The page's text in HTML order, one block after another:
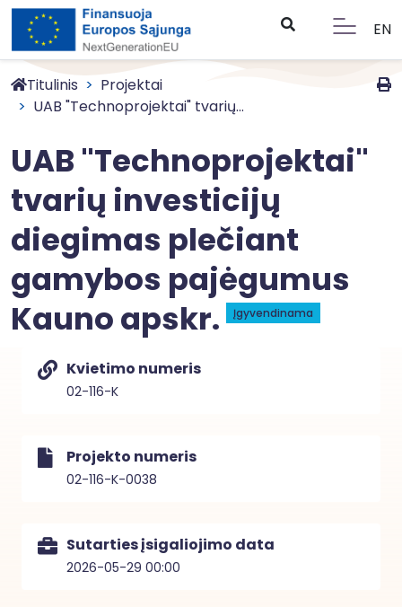
EN
Titulinis
Projektai
UAB "Technoprojektai" tvarių...
UAB "Technoprojektai"
tvarių investicijų
diegimas plečiant
gamybos pajėgumus
Kauno apskr.
Įgyvendinama
Kvietimo numeris
02-116-K
Projekto numeris
02-116-K-0038
Sutarties įsigaliojimo data
2026-05-29 00:00